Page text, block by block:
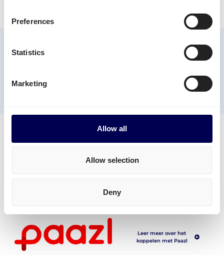
Preferences
Statistics
Marketing
Allow all
Allow selection
Deny
Paazlvoor je webshop?
verzendsoftware!
Leer meer over het
koppelen met Paazl